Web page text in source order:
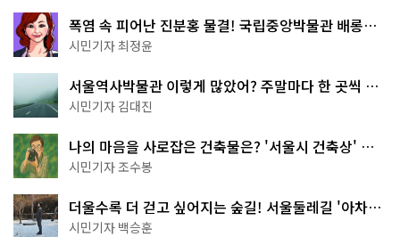
폭염 속 피어난 진분홍 물결! 국립중앙박물관 배롱나
무 명소
시민기자 최정윤
서울역사박물관 이렇게 많았어? 주말마다 한 곳씩 떠
나는 역사 산책
시민기자 김대진
나의 마음을 사로잡은 건축물은? '서울시 건축상' 수
상작 공개!
시민기자 조수봉
더울수록 더 걷고 싶어지는 숲길! 서울둘레길 '아차산
코스'
시민기자 백승훈